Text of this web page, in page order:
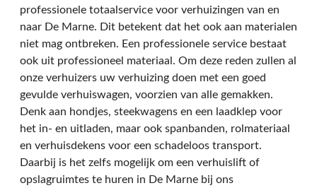
professionele totaalservice voor verhuizingen van en
naar De Marne. Dit betekent dat het ook aan materialen
niet mag ontbreken. Een professionele service bestaat
ook uit professioneel materiaal. Om deze reden zullen al
onze verhuizers uw verhuizing doen met een goed
gevulde verhuiswagen, voorzien van alle gemakken.
Denk aan hondjes, steekwagens en een laadklep voor
het in- en uitladen, maar ook spanbanden, rolmateriaal
en verhuisdekens voor een schadeloos transport.
Daarbij is het zelfs mogelijk om een verhuislift of
opslagruimtes te huren in De Marne bij ons